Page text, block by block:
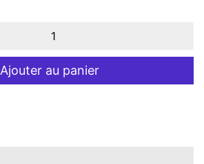
Ajouter au panier